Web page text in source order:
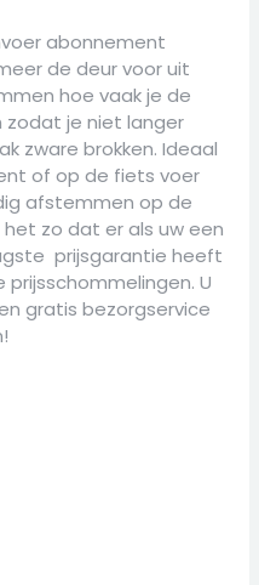
abonnement
de deur voor uit
hoe vaak je de
zodat je niet langer
zware brokken. Ideaal
of op de fiets voer
afstemmen op de
zo dat er als uw een
prijsgarantie heeft
U
gratis bezorgservice